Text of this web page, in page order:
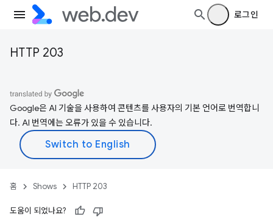
로그인
HTTP 203
Google은 AI 기술을 사용하여 콘텐츠를 사용자의 기본 언어로 번역합니
다. AI 번역에는 오류가 있을 수 있습니다.
홈 Shows HTTP 203
도움이 되었나요?